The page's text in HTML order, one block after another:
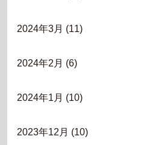
2024年3月 (11)
2024年2月 (6)
2024年1月 (10)
2023年12月 (10)